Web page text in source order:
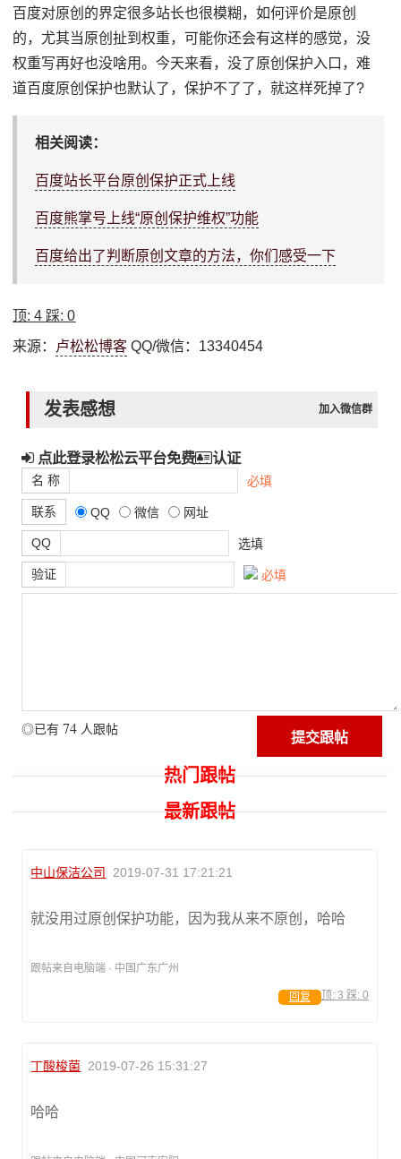
百度对原创的界定很多站长也很模糊，如何评价是原创
的，尤其当原创扯到权重，可能你还会有这样的感觉，没
权重写再好也没啥用。今天来看，没了原创保护入口，难
道百度原创保护也默认了，保护不了了，就这样死掉了?
相关阅读：
百度站长平台原创保护正式上线
百度熊掌号上线“原创保护维权”功能
百度给出了判断原创文章的方法，你们感受一下
顶:4 踩:0
来源： 卢松松博客 QQ/微信：13340454
发表感想 加入微信群
点此登录松松云平台免费 认证
名 称 必填
联系 QQ 微信 网址
QQ 选填
验证 必填
◎已有 74 人跟帖
热门跟帖
最新跟帖
中山保洁公司 2019-07-31 17:21:21
就没用过原创保护功能，因为我从来不原创，哈哈
跟帖来自电脑端 · 中国广东广州
顶: 3 踩: 0
回复
丁酸梭菌 2019-07-26 15:31:27
哈哈